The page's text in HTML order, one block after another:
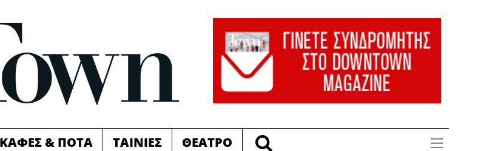
ΚΑΦΕΣ & ΠΟΤΑ ΤΑΙΝΙΕΣ ΘΕΑΤΡΟ